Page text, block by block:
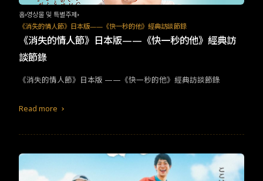
TW EN JP KR
홈 영상물 및 특별주제
《消失的情人節》日本版——《快一秒的他》經典訪談節錄
《消失的情人節》日本版——《快一秒的他》經典訪
談節錄
​​​​《消失的情人節》日本版​ ——​《快一秒的他》經典訪談節錄​
Read more